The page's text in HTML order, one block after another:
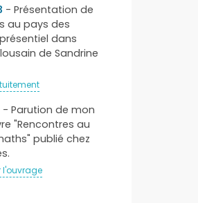
- Présentation de
au pays des
dans
de Sandrine
- Parution de mon
"Rencontres au
publié chez